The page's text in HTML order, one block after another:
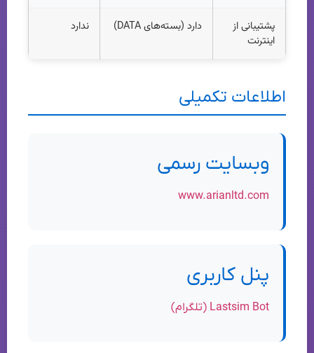
پشتیبانی از
اینترنت
دارد (بسته‌های DATA) ندارد
اطلاعات تکمیلی
وبسایت رسمی
www.arianltd.com
پنل کاربری
Lastsim Bot (تلگرام)